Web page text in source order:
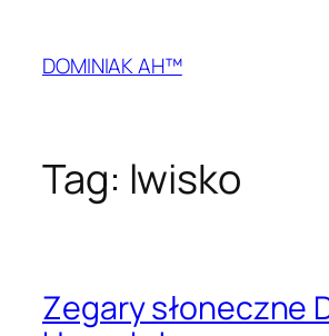
treściDOMINIAK AH™
Tag: lwisko
Zegary słoneczne